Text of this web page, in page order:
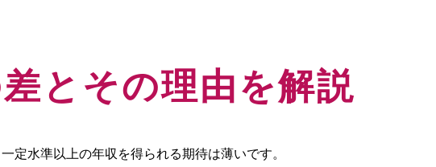
とその理由を解説
定水準以上の年収を得られる期待は薄いです。